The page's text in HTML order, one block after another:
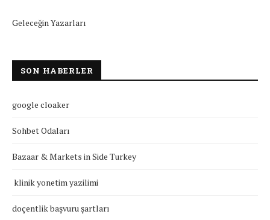
Geleceğin Yazarları
SON HABERLER
google cloaker
Sohbet Odaları
Bazaar & Markets in Side Turkey
klinik yonetim yazilimi
doçentlik başvuru şartları